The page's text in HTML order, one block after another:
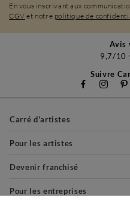
En vous inscrivant aux
CGV et notre politique de
Avis
9,7/10
Suivre
Carré d'artistes
Pour les artistes
Devenir franchisé
Pour les entreprises